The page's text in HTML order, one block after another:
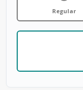
Regular